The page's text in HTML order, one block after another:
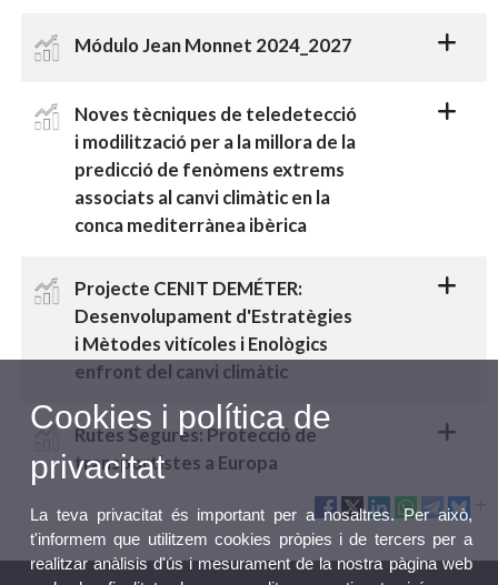
Módulo Jean Monnet 2024_2027
Noves tècniques de teledetecció
i modilització per a la millora de la
predicció de fenòmens extrems
associats al canvi climàtic en la
conca mediterrànea ibèrica
Projecte CENIT DEMÉTER:
Desenvolupament d'Estratègies
i Mètodes vitícoles i Enològics
enfront del canvi climàtic
Rutes Segures: Protecció de
transportistes a Europa
Cookies i política de
privacitat
La teva privacitat és important per a nosaltres. Per això,
t'informem que utilitzem cookies pròpies i de tercers per a
realitzar anàlisis d'ús i mesurament de la nostra pàgina web